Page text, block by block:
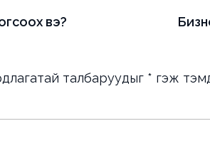
вэ?
талбаруудыг * гэж